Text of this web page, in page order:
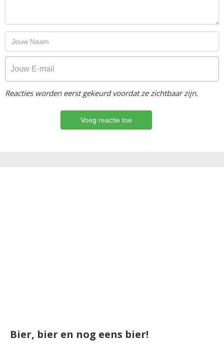
Reacties worden eerst gekeurd voordat ze zichtbaar zijn.
Bier, bier en nog eens bier!